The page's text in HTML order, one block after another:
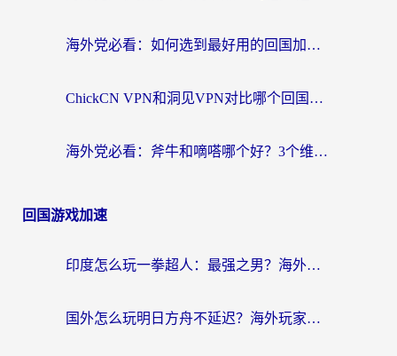
海外党必看：如何选到最好用的回国加速器？从节点到售后的全维度指南
ChickCN VPN和洞见VPN对比哪个回国效果更好？海外党亲测3款加速器+避坑指南
海外党必看：斧牛和嘀嗒哪个好？3个维度教你选对回国加速器
回国游戏加速
印度怎么玩一拳超人：最强之男？海外党国服游戏加速避坑指南
国外怎么玩明日方舟不延迟？海外玩家国服游戏加速终极指南（附DNF梦幻诛仙解决方案）